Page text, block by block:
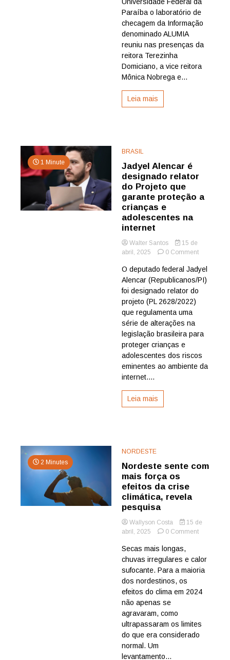
na
para
Rede
Paraíba o laboratório de
checagem da Informação
denominado ALUMIA
reuniu nas presenças da
reitora Terezinha
Domiciano, a vice reitora
Mônica Nobrega e...
Leia mais
1 Minute
BRASIL
Jadyel Alencar é
designado relator
do Projeto que
garante proteção a
crianças e
adolescentes na
internet
Walter Santos
15 de
abril, 2025
0 Commenton
Alencar
é
designado
garante
a
crianças
O deputado federal Jadyel
Alencar (Republicanos/PI)
foi designado relator do
projeto (PL 2628/2022)
que regulamenta uma
série de alterações na
legislação brasileira para
proteger crianças e
adolescentes dos riscos
eminentes ao ambiente da
internet....
Leia mais
2 Minutes
NORDESTE
Nordeste sente com
mais força os
efeitos da crise
climática, revela
pesquisa
Wallyson Costa
15 de
abril, 2025
0 Commenton
com
mais
efeitos
climática,
revela
Secas mais longas,
chuvas irregulares e calor
sufocante. Para a maioria
dos nordestinos, os
efeitos do clima em 2024
não apenas se
agravaram, como
ultrapassaram os limites
do que era considerado
normal. Um
levantamento...